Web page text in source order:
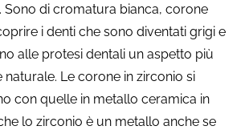
. Sono di cromatura bianca, corone
i denti che sono diventati grigi e
alle protesi dentali un aspetto più
naturale. Le corone in zirconio si
con quelle in metallo ceramica in
lo zirconio è un metallo anche se